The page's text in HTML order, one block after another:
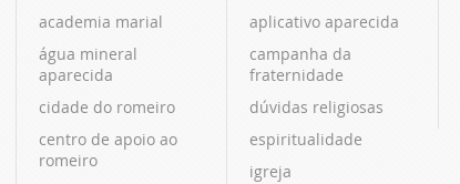
academia marial
água mineral
aparecida
cidade do romeiro
centro de apoio ao
romeiro
aplicativo aparecida
campanha da
fraternidade
dúvidas religiosas
espiritualidade
igreja